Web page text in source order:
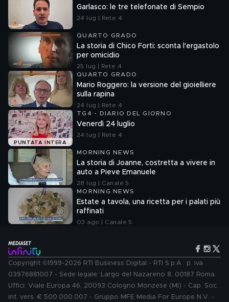
Garlasco: le tre telefonate di Sempio
24 lug | Rete 4
QUARTO GRADO
La storia di Chico Forti: sconta l'ergastolo
per omicidio
25 lug | Rete 4
QUARTO GRADO
Mario Roggero: la versione del gioielliere
sulla rapina
24 lug | Rete 4
PUNTATA INTERA
TG4 - DIARIO DEL GIORNO
Venerdì 24 luglio
24 lug | Rete 4
MORNING NEWS
La storia di Joanne, costretta a vivere in
auto a Pieve Emanuele
28 lug | Canale 5
MORNING NEWS
Estate a tavola, una ricetta per i palati più
raffinati
03 ago | Canale 5
Copyright ©1999-2026 RTI Business Digital - RTI S.p.A.: p. iva
03976881007 - Sede legale: Largo del Nazareno 8, 00187 Roma.
Uffici: Viale Europa 46, 20093 Cologno Monzese (MI) - Cap. Soc.
int. vers. € 500.000.007 - Gruppo MFE Media For Europe N.V. -